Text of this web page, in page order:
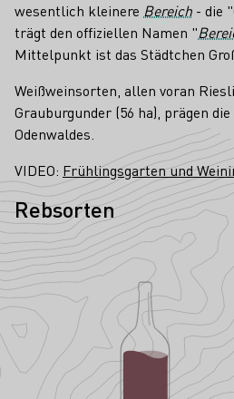
wesentlich kleinere Bereich - die
trägt den offiziellen Namen "
Mittelpunkt ist das Städtchen
Weißweinsorten, allen voran
Grauburgunder (56 ha), prägen
Odenwaldes.
VIDEO: Frühlingsgarten und
Rebsorten